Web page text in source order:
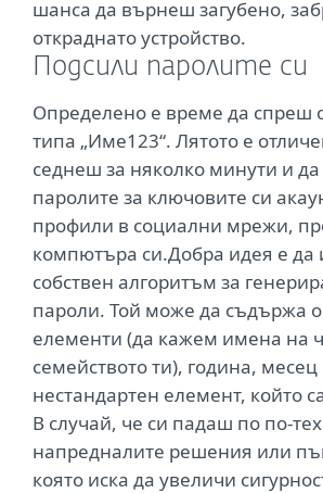
шанса да върнеш загубено,
откраднато устройство.
Подсили паролите си
Определено е време да спреш
типа „Име123“. Лятото е
седнеш за няколко минути и
паролите за ключовите си
профили в социални мрежи,
компютъра си.Добра идея е
собствен алгоритъм за
пароли. Той може да съдържа
елементи (да кажем имена на
семейството ти), година, месец
нестандартен елемент, който
В случай, че си падаш по по-
напредналите решения или
която иска да увеличи